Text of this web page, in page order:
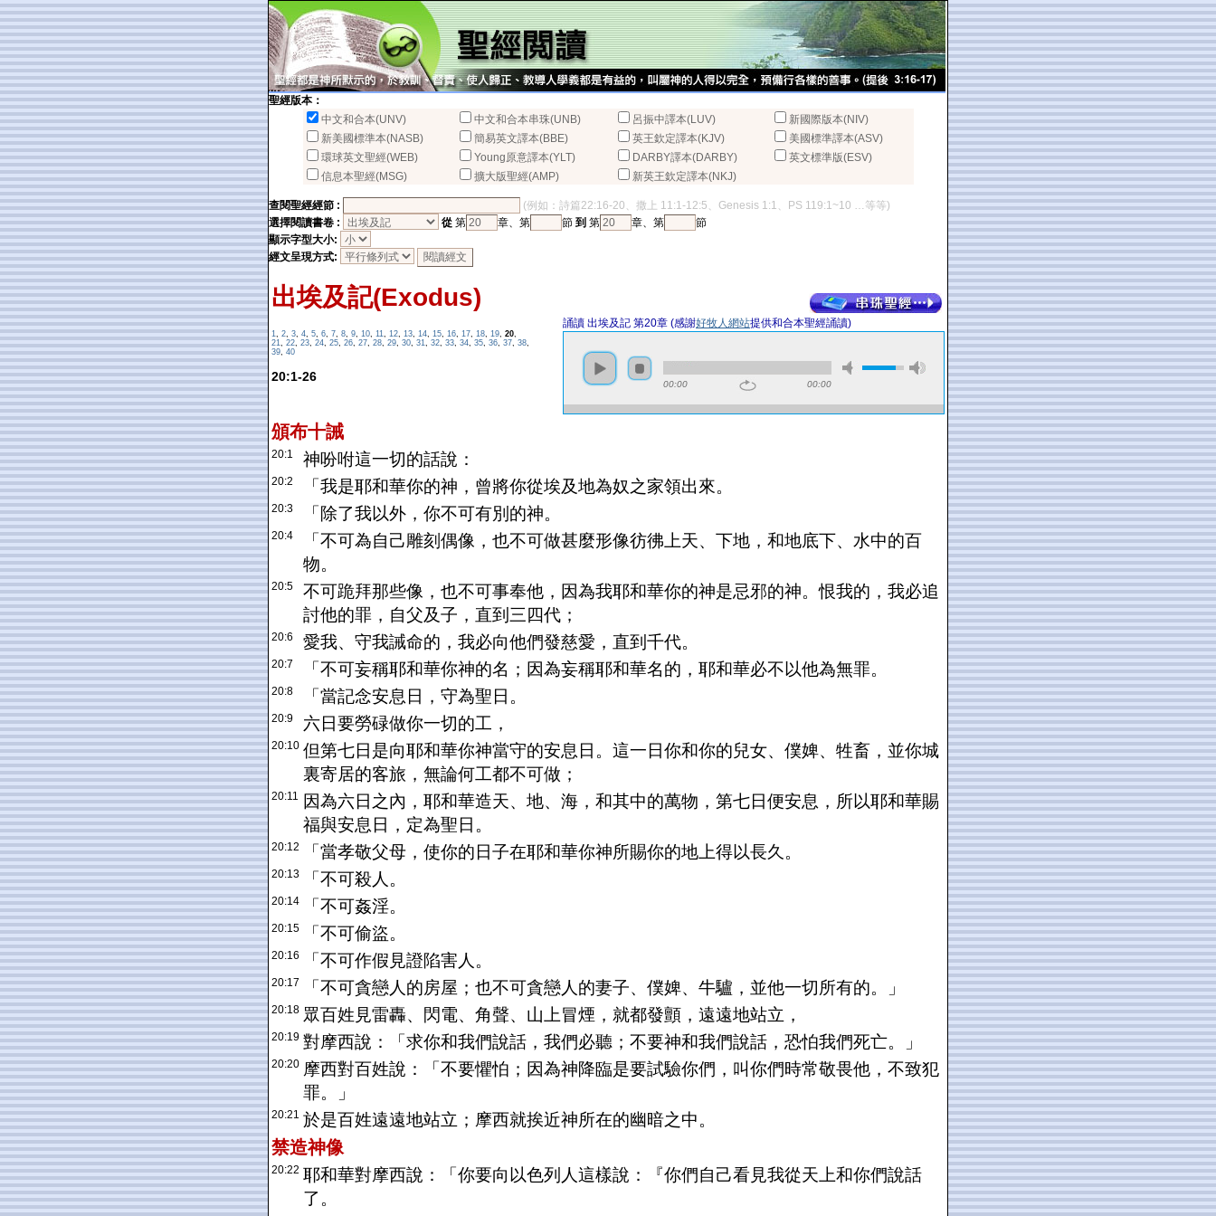
聖經版本：
中文和合本(UNV)
中文和合本串珠(UNB) 呂振中譯本(LUV)
新國際版本(NIV)
新美國標準本(NASB)
簡易英文譯本(BBE) 英王欽定譯本(KJV)
美國標準譯本(ASV)
環球英文聖經(WEB)
Young原意譯本(YLT) DARBY譯本(DARBY)
英文標準版(ESV)
信息本聖經(MSG)
擴大版聖經(AMP) 新英王欽定譯本(NKJ)
查閱聖經經節 :
(例如：詩篇22:16-20、撒上 11:1-12:5、Genesis 1:1、PS 119:1~10 …等等)
選擇閱讀書卷 :
從 第 章、第 節 到 第 章、第
節
顯示字型大小:
經文呈現方式:
出埃及記(Exodus)
1, 2, 3, 4, 5, 6, 7, 8, 9, 10, 11, 12, 13, 14, 15, 16, 17, 18, 19, 20,
21, 22, 23, 24, 25, 26, 27, 28, 29, 30, 31, 32, 33, 34, 35, 36, 37, 38,
39, 40
20:1-26
誦讀 出埃及記 第20章 (感謝好牧人網站提供和合本聖經誦讀)
00:00 00:00
頒布十誡
20:1 神吩咐這一切的話說：
20:2 「我是耶和華你的神，曾將你從埃及地為奴之家領出來。
20:3 「除了我以外，你不可有別的神。
20:4
「不可為自己雕刻偶像，也不可做甚麼形像彷彿上天、下地，和地底下、水中的百
物。
20:5
不可跪拜那些像，也不可事奉他，因為我耶和華你的神是忌邪的神。恨我的，我必追
討他的罪，自父及子，直到三四代；
20:6 愛我、守我誡命的，我必向他們發慈愛，直到千代。
20:7 「不可妄稱耶和華你神的名；因為妄稱耶和華名的，耶和華必不以他為無罪。
20:8 「當記念安息日，守為聖日。
20:9 六日要勞碌做你一切的工，
20:10 但第七日是向耶和華你神當守的安息日。這一日你和你的兒女、僕婢、牲畜，並你城
裏寄居的客旅，無論何工都不可做；
20:11
因為六日之內，耶和華造天、地、海，和其中的萬物，第七日便安息，所以耶和華賜
福與安息日，定為聖日。
20:12 「當孝敬父母，使你的日子在耶和華你神所賜你的地上得以長久。
20:13 「不可殺人。
20:14 「不可姦淫。
20:15 「不可偷盜。
20:16 「不可作假見證陷害人。
20:17 「不可貪戀人的房屋；也不可貪戀人的妻子、僕婢、牛驢，並他一切所有的。」
20:18 眾百姓見雷轟、閃電、角聲、山上冒煙，就都發顫，遠遠地站立，
20:19 對摩西說：「求你和我們說話，我們必聽；不要神和我們說話，恐怕我們死亡。」
20:20 摩西對百姓說：「不要懼怕；因為神降臨是要試驗你們，叫你們時常敬畏他，不致犯
罪。」
20:21 於是百姓遠遠地站立；摩西就挨近神所在的幽暗之中。
禁造神像
20:22 耶和華對摩西說：「你要向以色列人這樣說：『你們自己看見我從天上和你們說話
了。